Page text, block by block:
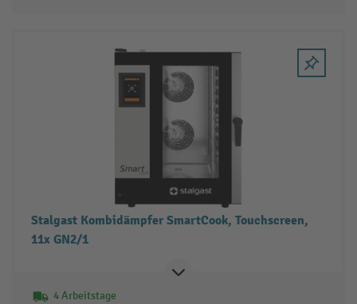
Stalgast Kombidämpfer SmartCook, Touchscreen,
11x GN2/1
4 Arbeitstage